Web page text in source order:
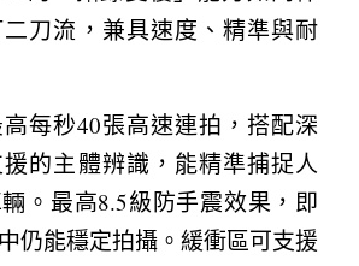
刀流，兼具速度、精準與耐
每秒40張高速連拍，搭配深
的主體辨識，能精準捕捉人
。最高8.5級防手震效果，即
仍能穩定拍攝。緩衝區可支援